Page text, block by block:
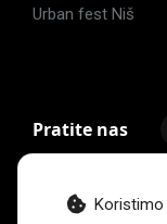
Koristimo
Urban fest Niš
Pratite nas